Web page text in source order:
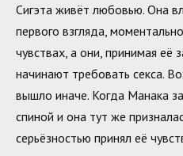
Сигэта живёт любовью. Она
первого взгляда,
чувствах, а они, принимая её
начинают требовать секса.
вышло иначе. Когда Манака
спиной и она тут же
серьёзностью принял её